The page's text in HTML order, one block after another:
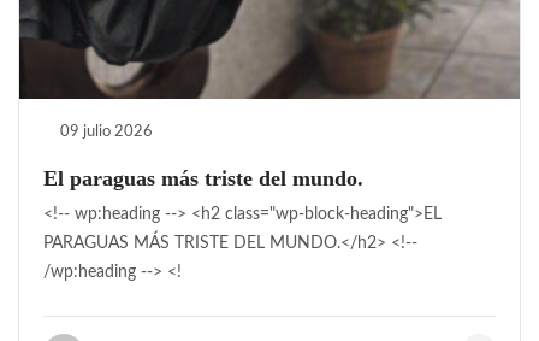
09 julio 2026
El paraguas más triste del mundo.
<!-- wp:heading --> <h2 class="wp-block-heading">EL
PARAGUAS MÁS TRISTE DEL MUNDO.</h2> <!--
/wp:heading --> <!